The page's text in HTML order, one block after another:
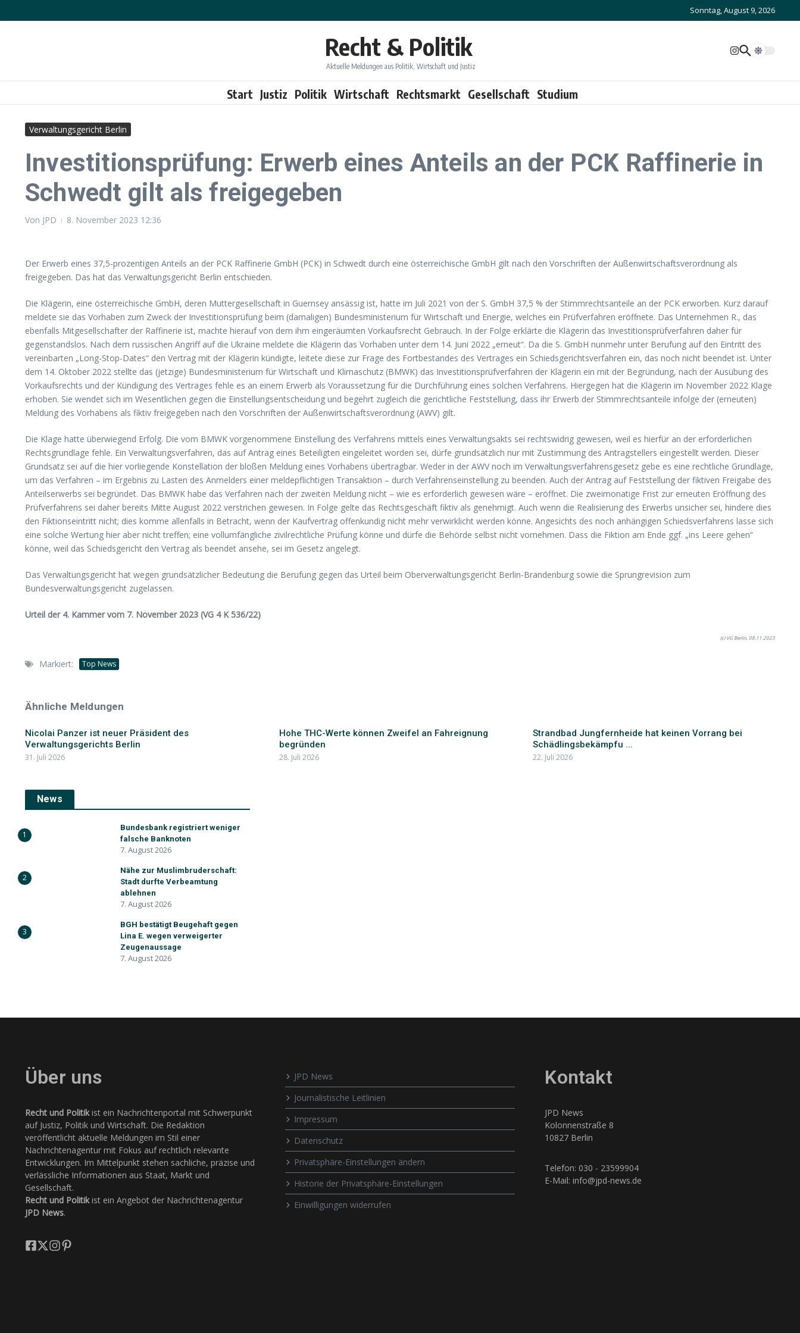
Sonntag, August 9, 2026
Recht & Politik
Aktuelle Meldungen aus Politik, Wirtschaft und Justiz
Start Justiz Politik Wirtschaft Rechtsmarkt Gesellschaft Studium
Verwaltungsgericht Berlin
Investitionsprüfung: Erwerb eines Anteils an der PCK Raffinerie in
Schwedt gilt als freigegeben
Von JPD 8. November 2023 12:36
Der Erwerb eines 37,5-prozentigen Anteils an der PCK Raffinerie GmbH (PCK) in Schwedt durch eine österreichische GmbH gilt nach den Vorschriften der Außenwirtschaftsverordnung als
freigegeben. Das hat das Verwaltungsgericht Berlin entschieden.
Die Klägerin, eine österreichische GmbH, deren Muttergesellschaft in Guernsey ansässig ist, hatte im Juli 2021 von der S. GmbH 37,5 % der Stimmrechtsanteile an der PCK erworben. Kurz darauf
meldete sie das Vorhaben zum Zweck der Investitionsprüfung beim (damaligen) Bundesministerium für Wirtschaft und Energie, welches ein Prüfverfahren eröffnete. Das Unternehmen R., das
ebenfalls Mitgesellschafter der Raffinerie ist, machte hierauf von dem ihm eingeräumten Vorkaufsrecht Gebrauch. In der Folge erklärte die Klägerin das Investitionsprüfverfahren daher für
gegenstandslos. Nach dem russischen Angriff auf die Ukraine meldete die Klägerin das Vorhaben unter dem 14. Juni 2022 „erneut“. Da die S. GmbH nunmehr unter Berufung auf den Eintritt des
vereinbarten „Long-Stop-Dates“ den Vertrag mit der Klägerin kündigte, leitete diese zur Frage des Fortbestandes des Vertrages ein Schiedsgerichtsverfahren ein, das noch nicht beendet ist. Unter
dem 14. Oktober 2022 stellte das (jetzige) Bundesministerium für Wirtschaft und Klimaschutz (BMWK) das Investitionsprüfverfahren der Klägerin ein mit der Begründung, nach der Ausübung des
Vorkaufsrechts und der Kündigung des Vertrages fehle es an einem Erwerb als Voraussetzung für die Durchführung eines solchen Verfahrens. Hiergegen hat die Klägerin im November 2022 Klage
erhoben. Sie wendet sich im Wesentlichen gegen die Einstellungsentscheidung und begehrt zugleich die gerichtliche Feststellung, dass ihr Erwerb der Stimmrechtsanteile infolge der (erneuten)
Meldung des Vorhabens als fiktiv freigegeben nach den Vorschriften der Außenwirtschaftsverordnung (AWV) gilt.
Die Klage hatte überwiegend Erfolg. Die vom BMWK vorgenommene Einstellung des Verfahrens mittels eines Verwaltungsakts sei rechtswidrig gewesen, weil es hierfür an der erforderlichen
Rechtsgrundlage fehle. Ein Verwaltungsverfahren, das auf Antrag eines Beteiligten eingeleitet worden sei, dürfe grundsätzlich nur mit Zustimmung des Antragstellers eingestellt werden. Dieser
Grundsatz sei auf die hier vorliegende Konstellation der bloßen Meldung eines Vorhabens übertragbar. Weder in der AWV noch im Verwaltungsverfahrensgesetz gebe es eine rechtliche Grundlage,
um das Verfahren – im Ergebnis zu Lasten des Anmelders einer meldepflichtigen Transaktion – durch Verfahrenseinstellung zu beenden. Auch der Antrag auf Feststellung der fiktiven Freigabe des
Anteilserwerbs sei begründet. Das BMWK habe das Verfahren nach der zweiten Meldung nicht – wie es erforderlich gewesen wäre – eröffnet. Die zweimonatige Frist zur erneuten Eröffnung des
Prüfverfahrens sei daher bereits Mitte August 2022 verstrichen gewesen. In Folge gelte das Rechtsgeschäft fiktiv als genehmigt. Auch wenn die Realisierung des Erwerbs unsicher sei, hindere dies
den Fiktionseintritt nicht; dies komme allenfalls in Betracht, wenn der Kaufvertrag offenkundig nicht mehr verwirklicht werden könne. Angesichts des noch anhängigen Schiedsverfahrens lasse sich
eine solche Wertung hier aber nicht treffen; eine vollumfängliche zivilrechtliche Prüfung könne und dürfe die Behörde selbst nicht vornehmen. Dass die Fiktion am Ende ggf. „ins Leere gehen“
könne, weil das Schiedsgericht den Vertrag als beendet ansehe, sei im Gesetz angelegt.
Das Verwaltungsgericht hat wegen grundsätzlicher Bedeutung die Berufung gegen das Urteil beim Oberverwaltungsgericht Berlin-Brandenburg sowie die Sprungrevision zum
Bundesverwaltungsgericht zugelassen.
Urteil der 4. Kammer vom 7. November 2023 (VG 4 K 536/22)
(c) VG Berlin, 08.11.2023
Markiert: Top News
Ähnliche Meldungen
Nicolai Panzer ist neuer Präsident des
Verwaltungsgerichts Berlin
31. Juli 2026
Hohe THC-Werte können Zweifel an Fahreignung
begründen
28. Juli 2026
Strandbad Jungfernheide hat keinen Vorrang bei
Schädlingsbekämpfu ...
22. Juli 2026
News
1
Bundesbank registriert weniger
falsche Banknoten
7. August 2026
2
Nähe zur Muslimbruderschaft:
Stadt durfte Verbeamtung
ablehnen
7. August 2026
3
BGH bestätigt Beugehaft gegen
Lina E. wegen verweigerter
Zeugenaussage
7. August 2026
Über uns
Recht und Politikist ein Nachrichtenportal mit Schwerpunkt
auf Justiz, Politik und Wirtschaft. Die Redaktion
veröffentlicht aktuelle Meldungen im Stil einer
Nachrichtenagentur mit Fokus auf rechtlich relevante
Entwicklungen. Im Mittelpunkt stehen sachliche, präzise und
verlässliche Informationen aus Staat, Markt und
Gesellschaft.
Recht und Politikist ein Angebot der Nachrichtenagentur
JPD News.
JPD News
Journalistische Leitlinien
Impressum
Datenschutz
Privatsphäre-Einstellungen ändern
Historie der Privatsphäre-Einstellungen
Einwilligungen widerrufen
Kontakt
JPD News
Kolonnenstraße 8
10827 Berlin
Telefon: 030 - 23599904
E-Mail: info@jpd-news.de